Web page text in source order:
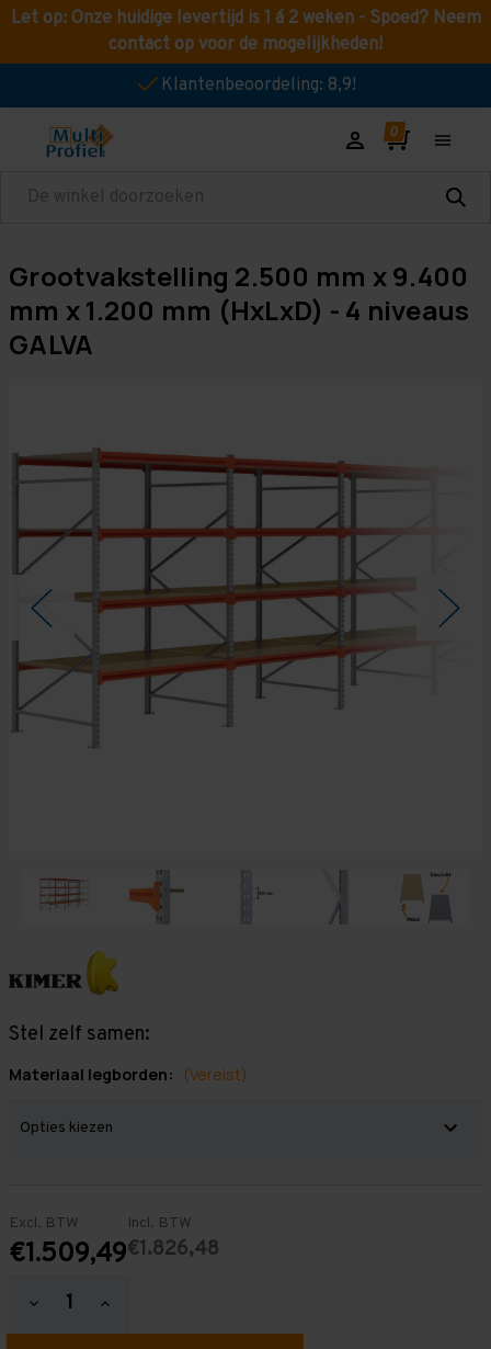
Let op: Onze huidige levertijd is 1 á 2 weken - Spoed? Neem
contact op voor de mogelijkheden!
Klantenbeoordeling: 8,9!
Zoeken
Grootvakstelling 2.500 mm x 9.400
mm x 1.200 mm (HxLxD) - 4 niveaus
GALVA
Stel zelf samen:
Materiaal legborden: (Vereist)
Excl. BTW
€1.509,49
Incl. BTW
€1.826,48
Hoeveelheid
verlagen
Hoeveelheid
verhogen